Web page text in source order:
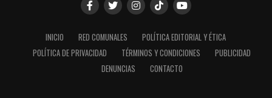
INICIO RED COMUNALES
POLÍTICA EDITORIAL Y ÉTICA
POLÍTICA DE PRIVACIDAD
TÉRMINOS Y CONDICIONES
PUBLICIDAD
DENUNCIAS
CONTACTO